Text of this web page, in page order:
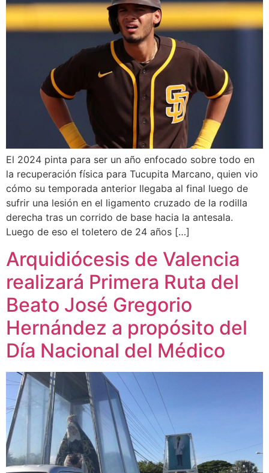
El 2024 pinta para ser un año enfocado sobre todo en
la recuperación física para Tucupita Marcano, quien vio
cómo su temporada anterior llegaba al final luego de
sufrir una lesión en el ligamento cruzado de la rodilla
derecha tras un corrido de base hacia la antesala.
Luego de eso el toletero de 24 años […]
Arquidiócesis de Valencia
realizará Primera Ruta del
Beato José Gregorio
Hernández a propósito del
Día Nacional del Médico